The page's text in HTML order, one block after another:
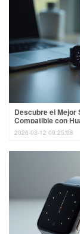
Descubre el Mejor
Compatible con
2026-03-12 09:25:08